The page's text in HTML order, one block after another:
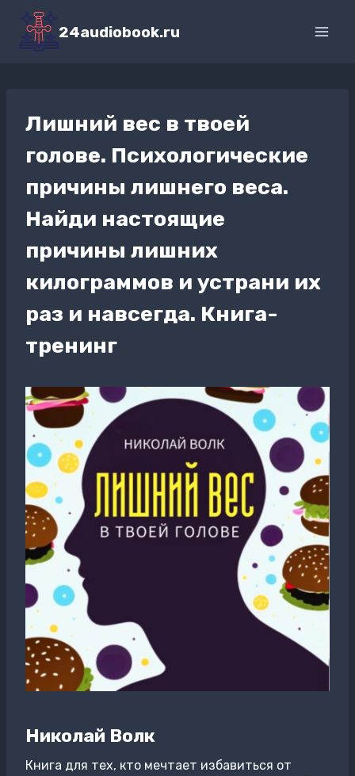
Перейти
содержимому
24audiobook.ru
Лишний вес в твоей
голове. Психологические
причины лишнего веса.
Найди настоящие
причины лишних
килограммов и устрани их
раз и навсегда. Книга-
тренинг
Николай Волк
Книга для тех, кто мечтает избавиться от